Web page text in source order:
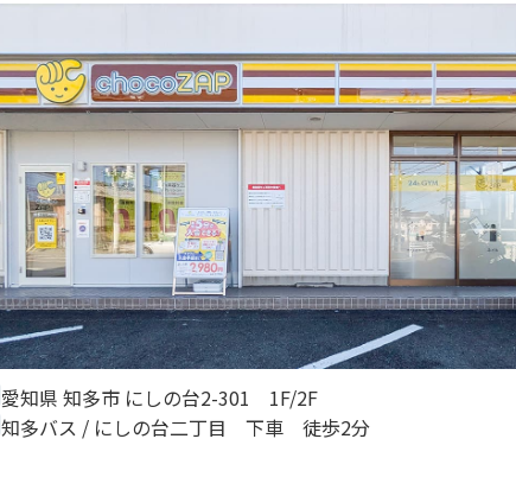
愛知県 知多市 にしの台2-301 1F/2F
知多バス / にしの台二丁目 下車 徒歩2分